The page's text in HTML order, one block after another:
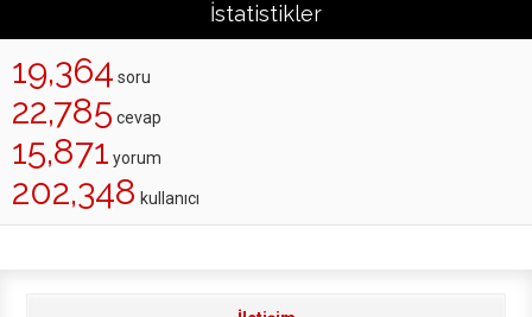
İstatistikler
19,364 soru
22,785 cevap
15,871 yorum
202,348 kullanıcı